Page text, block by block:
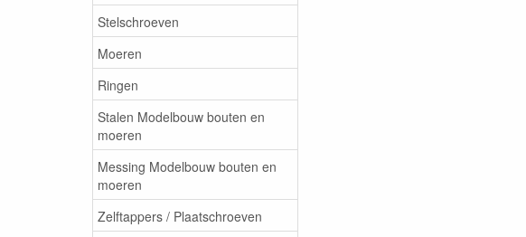
Stelschroeven
Moeren
Ringen
Stalen Modelbouw bouten en
moeren
Messing Modelbouw bouten en
moeren
Zelftappers / Plaatschroeven